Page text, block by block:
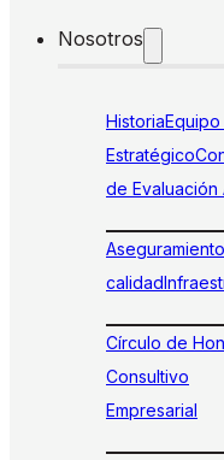
Nosotros
Historia
Estratégico
de Evaluación
calidad
Círculo de
Consultivo
Empresarial